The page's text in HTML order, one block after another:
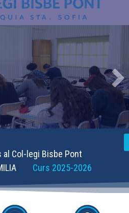
Col-legi Bisbe Pont
Curs 2025-2026